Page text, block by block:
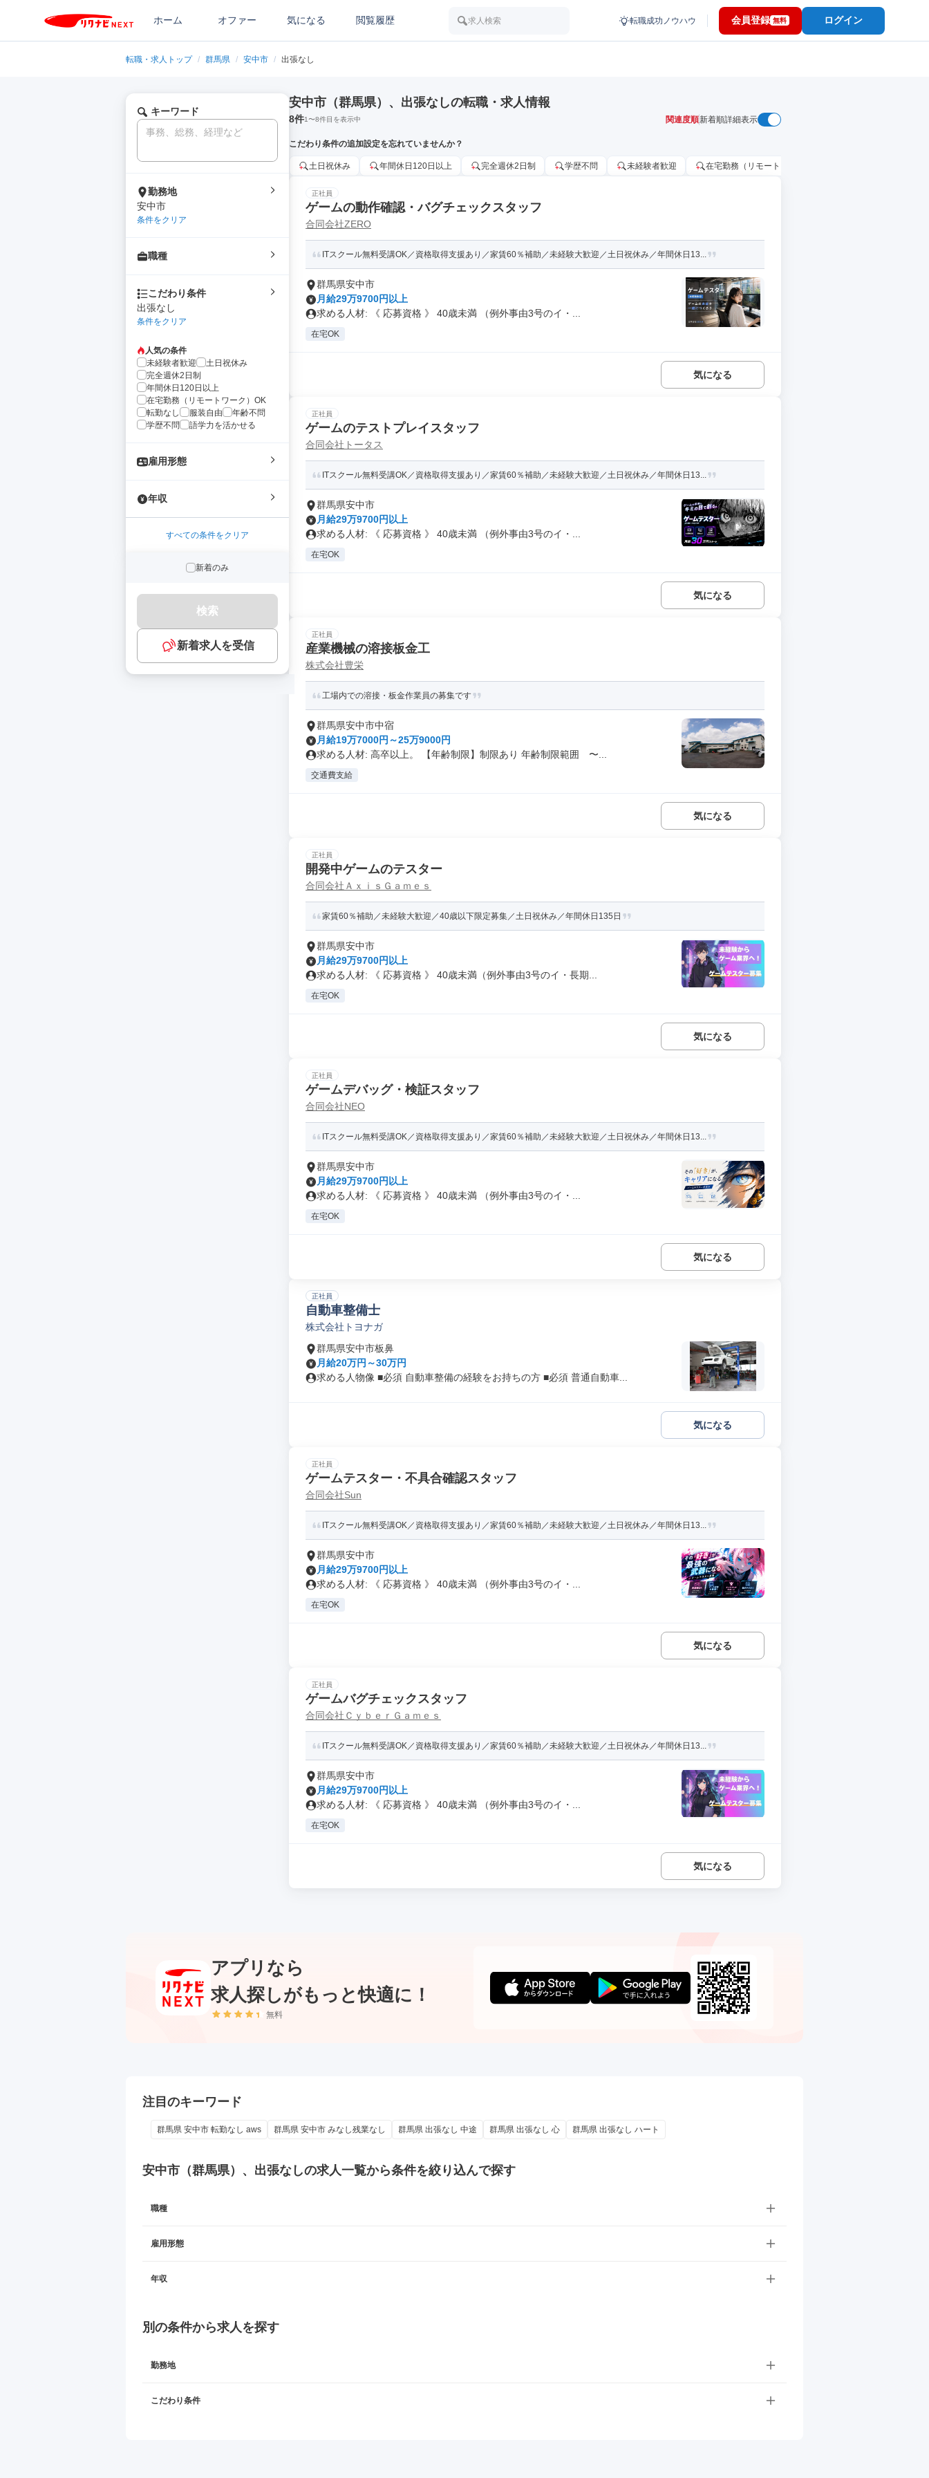
ホーム オファー 気になる 閲覧履歴 求人検索 転職成功ノウハウ 会員登録 無料 ログイン
転職・求人トップ / 群馬県 / 安中市 / 出張なし
キーワード
勤務地
安中市
条件をクリア
職種
こだわり条件
出張なし
条件をクリア
人気の条件
未経験者歓迎
土日祝休み
完全週休2日制
年間休日120日以上
在宅勤務（リモートワーク）OK
転勤なし
服装自由
年齢不問
学歴不問
語学力を活かせる
雇用形態
年収
すべての条件をクリア
新着のみ
検索
新着求人を受信
安中市（群馬県）、出張なしの転職・求人情報
8件1〜8件目を表示中 関連度順新着順詳細表示
こだわり条件の追加設定を忘れていませんか？
土日祝休み 年間休日120日以上 完全週休2日制 学歴不問 未経験者歓迎 在宅勤務（リモートワーク）OK
正社員
ゲームの動作確認・バグチェックスタッフ
合同会社ZERO
ITスクール無料受講OK／資格取得支援あり／家賃60％補助／未経験大歓迎／土日祝休み／年間休日13...
群馬県安中市
月給29万9700円以上
求める人材: 《 応募資格 》 40歳未満 （例外事由3号のイ・...
在宅OK
気になる
正社員
ゲームのテストプレイスタッフ
合同会社トータス
ITスクール無料受講OK／資格取得支援あり／家賃60％補助／未経験大歓迎／土日祝休み／年間休日13...
群馬県安中市
月給29万9700円以上
求める人材: 《 応募資格 》 40歳未満 （例外事由3号のイ・...
在宅OK
気になる
正社員
産業機械の溶接板金工
株式会社豊栄
工場内での溶接・板金作業員の募集です
群馬県安中市中宿
月給19万7000円～25万9000円
求める人材: 高卒以上。 【年齢制限】制限あり 年齢制限範囲 〜...
交通費支給
気になる
正社員
開発中ゲームのテスター
合同会社ＡｘｉｓＧａｍｅｓ
家賃60％補助／未経験大歓迎／40歳以下限定募集／土日祝休み／年間休日135日
群馬県安中市
月給29万9700円以上
求める人材: 《 応募資格 》 40歳未満（例外事由3号のイ・長期...
在宅OK
気になる
正社員
ゲームデバッグ・検証スタッフ
合同会社NEO
ITスクール無料受講OK／資格取得支援あり／家賃60％補助／未経験大歓迎／土日祝休み／年間休日13...
群馬県安中市
月給29万9700円以上
求める人材: 《 応募資格 》 40歳未満 （例外事由3号のイ・...
在宅OK
気になる
正社員
自動車整備士
株式会社トヨナガ
群馬県安中市板鼻
月給20万円～30万円
求める人物像 ■必須 自動車整備の経験をお持ちの方 ■必須 普通自動車...
気になる
正社員
ゲームテスター・不具合確認スタッフ
合同会社Sun
ITスクール無料受講OK／資格取得支援あり／家賃60％補助／未経験大歓迎／土日祝休み／年間休日13...
群馬県安中市
月給29万9700円以上
求める人材: 《 応募資格 》 40歳未満 （例外事由3号のイ・...
在宅OK
気になる
正社員
ゲームバグチェックスタッフ
合同会社ＣｙｂｅｒＧａｍｅｓ
ITスクール無料受講OK／資格取得支援あり／家賃60％補助／未経験大歓迎／土日祝休み／年間休日13...
群馬県安中市
月給29万9700円以上
求める人材: 《 応募資格 》 40歳未満 （例外事由3号のイ・...
在宅OK
気になる
アプリなら
求人探しがもっと快適に！
無料
注目のキーワード
群馬県 安中市 転勤なし aws 群馬県 安中市 みなし残業なし 群馬県 出張なし 中途 群馬県 出張なし 心 群馬県 出張なし ハート
安中市（群馬県）、出張なしの求人一覧から条件を絞り込んで探す
職種
雇用形態
年収
別の条件から求人を探す
勤務地
こだわり条件